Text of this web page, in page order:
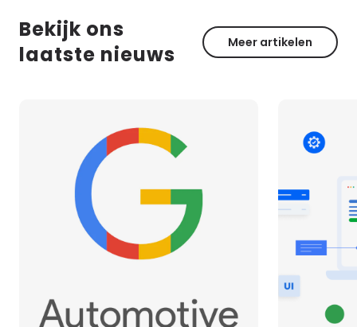
Bekijk ons
laatste nieuws
Meer artikelen
meer